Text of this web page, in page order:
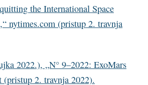
the International Space
nytimes.com (pristup 2. travnja
2022.), „N° 9–2022: ExoMars
(pristup 2. travnja 2022).